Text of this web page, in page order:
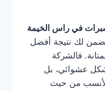
في راس الخيمة
لك نتيجة أفضل
فالشركة
عشوائي، بل
من حيث